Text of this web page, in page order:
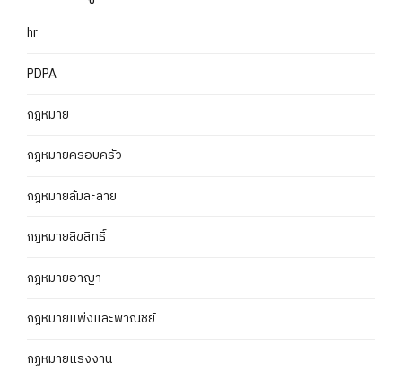
hr
PDPA
กฎหมาย
กฎหมายครอบครัว
กฎหมายล้มละลาย
กฎหมายลิขสิทธิ์
กฎหมายอาญา
กฎหมายแพ่งและพาณิชย์
กฏหมายแรงงาน